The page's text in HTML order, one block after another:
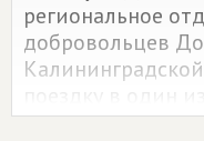
региональное
добровольцев
учреждений